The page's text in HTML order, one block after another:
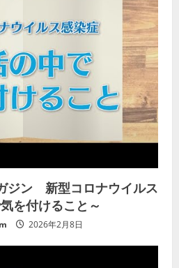
ガジン 新型コロナウイルス
を付けること～
2026年2月8日